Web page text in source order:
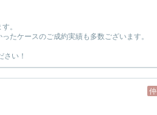
。
たケースのご成約実績も多数ございます。
い！